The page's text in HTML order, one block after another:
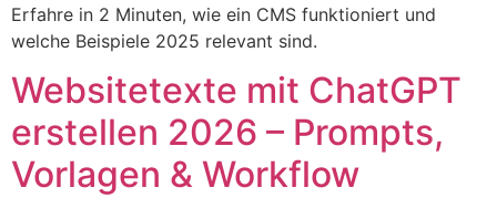
Erfahre in 2 Minuten, wie ein CMS funktioniert und
welche Beispiele 2025 relevant sind.
Websitetexte mit ChatGPT
erstellen 2026 – Prompts,
Vorlagen & Workflow